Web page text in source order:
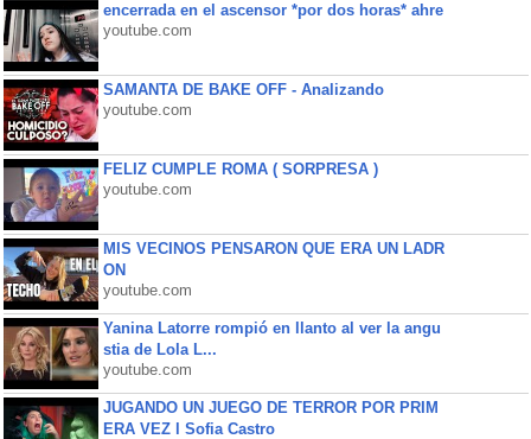
encerrada en el ascensor *por dos horas* ahre
youtube.com
SAMANTA DE BAKE OFF - Analizando
youtube.com
FELIZ CUMPLE ROMA ( SORPRESA )
youtube.com
MIS VECINOS PENSARON QUE ERA UN LADR
ON
youtube.com
Yanina Latorre rompió en llanto al ver la angu
stia de Lola L...
youtube.com
JUGANDO UN JUEGO DE TERROR POR PRIM
ERA VEZ l Sofia Castro